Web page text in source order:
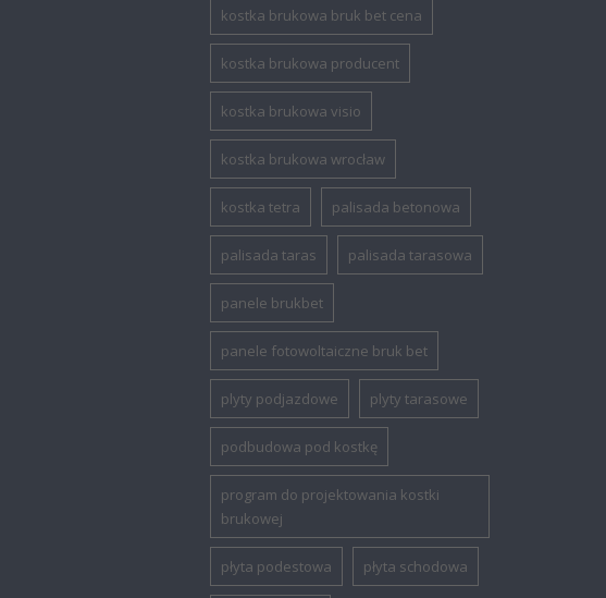
kostka brukowa bruk bet cena
kostka brukowa producent
kostka brukowa visio
kostka brukowa wrocław
kostka tetra palisada betonowa
palisada taras palisada tarasowa
panele brukbet
panele fotowoltaiczne bruk bet
plyty podjazdowe plyty tarasowe
podbudowa pod kostkę
program do projektowania kostki
brukowej
płyta podestowa płyta schodowa